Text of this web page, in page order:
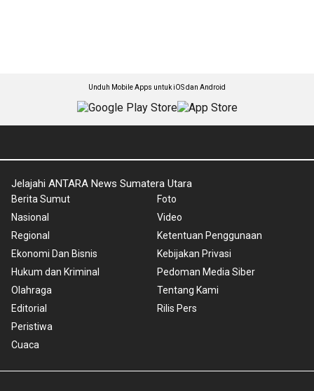
Unduh Mobile Apps untuk iOS dan Android
Jelajahi ANTARA News Sumatera Utara
Berita Sumut
Nasional
Regional
Ekonomi Dan Bisnis
Hukum dan Kriminal
Olahraga
Editorial
Peristiwa
Cuaca
Foto
Video
Ketentuan Penggunaan
Kebijakan Privasi
Pedoman Media Siber
Tentang Kami
Rilis Pers